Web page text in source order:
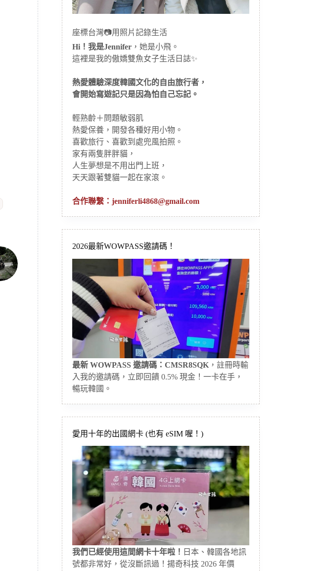
座標台灣📷用照片記錄生活
Hi！我是Jennifer ，她是小飛。
這裡是我的傲嬌雙魚女子生活日誌✨
熱愛體驗深度韓國文化的自由旅行者，
會開始寫遊記只是因為怕自己忘記。
輕熟齡＋問題敏弱肌
熱愛保養，開發各種好用小物。
喜歡旅行、喜歡到處兜風拍照。
家有兩隻胖胖貓，
人生夢想是不用出門上班，
天天跟著雙貓一起在家滾。
合作聯繫：jenniferli4868@gmail.com
2026最新WOWPASS邀請碼！
最新 WOWPASS 邀請碼：CMSR8SQK ，註冊時輸
入我的邀請碼，立即回饋 0.5% 現金！一卡在手，
暢玩韓國。
愛用十年的出國網卡 (也有 eSIM 喔！)
我們已經使用這間網卡十年啦！ 日本、韓國各地訊
號都非常好，從沒斷訊過！揚奇科技 2026 年價